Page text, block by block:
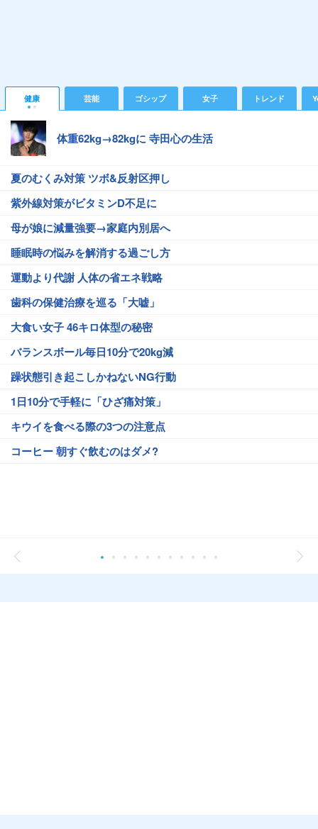
健康 芸能 ゴシップ 女子 トレンド
体重62kg→82kgに 寺田心の生活
夏のむくみ対策 ツボ&反射区押し
紫外線対策がビタミンD不足に
母が娘に減量強要→家庭内別居へ
睡眠時の悩みを解消する過ごし方
運動より代謝 人体の省エネ戦略
歯科の保健治療を巡る「大嘘」
大食い女子 46キロ体型の秘密
バランスボール毎日10分で20kg減
躁状態引き起こしかねないNG行動
1日10分で手軽に「ひざ痛対策」
キウイを食べる際の3つの注意点
コーヒー 朝すぐ飲むのはダメ?